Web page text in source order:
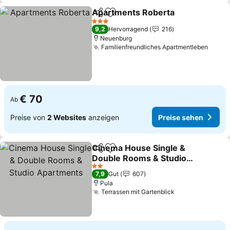
TeilenZu Favoriten hinzufügen
Apartments Roberta
3 Sterne
9,2 Hervorragend
216
Neuenburg
Familienfreundliches Apartmentleben
Ab € 70
Preise von 2 Websites anzeigen Preise sehen
TeilenZu Favoriten hinzufügen
Cinema House Single &
Double Rooms & Studio
Apartments
Preise sehen
2 Sterne
7,9 Gut
607
Pula
Terrassen mit Gartenblick